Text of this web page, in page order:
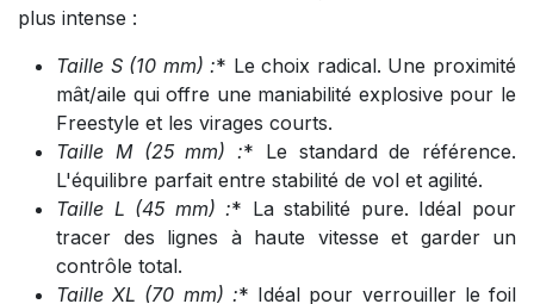
plus intense :
Taille S (10 mm) :* Le choix radical. Une proximité
mât/aile qui offre une maniabilité explosive pour le
Freestyle et les virages courts.
Taille M (25 mm) :* Le standard de référence.
L'équilibre parfait entre stabilité de vol et agilité.
Taille L (45 mm) :* La stabilité pure. Idéal pour
tracer des lignes à haute vitesse et garder un
contrôle total.
Taille XL (70 mm) :* Idéal pour verrouiller le foil